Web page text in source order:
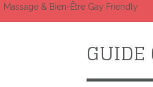
Massage & Bien-Être Gay Friendly
GUIDE